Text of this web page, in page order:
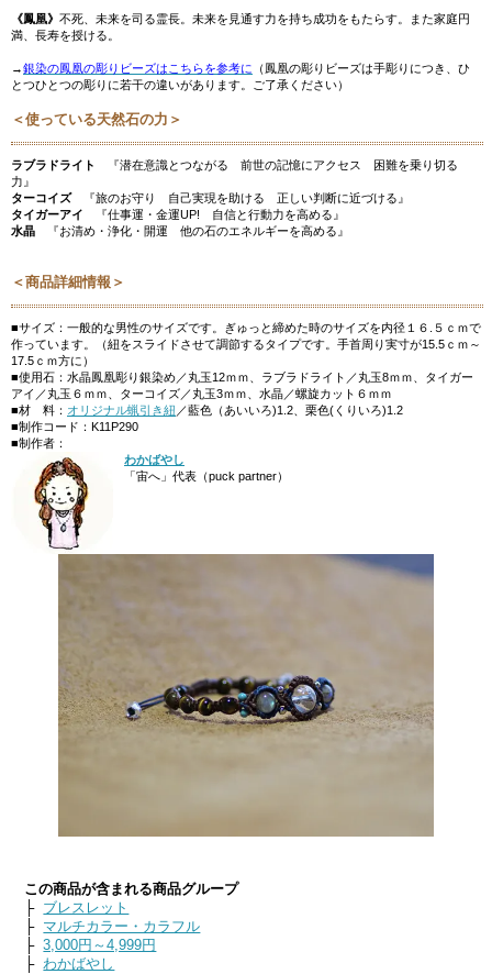
《鳳凰》 不死、未来を司る霊長。未来を見通す力を持ち成功をもたらす。また家庭円
満、長寿を授ける。
→銀染の鳳凰の彫りビーズはこちらを参考に （鳳凰の彫りビーズは手彫りにつき、ひ
とつひとつの彫りに若干の違いがあります。ご了承ください）
＜使っている天然石の力＞
ラブラドライト
『潜在意識とつながる 前世の記憶にアクセス 困難を乗り切る
力』
ターコイズ『旅のお守り 自己実現を助ける 正しい判断に近づける』
タイガーアイ 『仕事運・金運UP! 自信と行動力を高める』
水晶 『お清め・浄化・開運 他の石のエネルギーを高める』
＜商品詳細情報＞
■サイズ：一般的な男性のサイズです。ぎゅっと締めた時のサイズを内径１６.５ｃｍで
作っています。（紐をスライドさせて調節するタイプです。手首周り実寸が15.5ｃｍ～
17.5ｃｍ方に）
■使用石：水晶鳳凰彫り銀染め／丸玉12ｍｍ、ラブラドライト／丸玉8ｍｍ、タイガー
アイ／丸玉６ｍｍ、ターコイズ／丸玉3ｍｍ、水晶／螺旋カット６ｍｍ
■材 料： オリジナル蝋引き紐 ／藍色（あいいろ)1.2、栗色(くりいろ)1.2
■制作コード：K11P290
■制作者：
わかばやし
「宙へ」代表（puck partner）
この商品が含まれる商品グループ
├ ブレスレット
├ マルチカラー・カラフル
├3,000円～4,999円
├わかばやし